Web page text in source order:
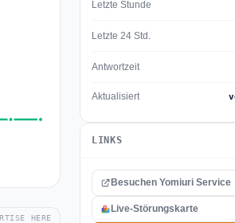
HERE
Letzte Stunde
Letzte 24 Std.
Antwortzeit
Aktualisiert
LINKS
Besuchen Yomiuri Service
Live-Störungskarte